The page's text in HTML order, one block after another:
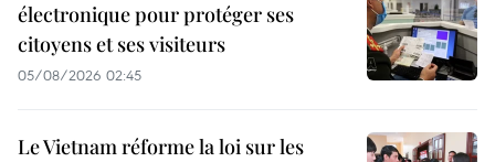
électronique pour protéger ses
citoyens et ses visiteurs
05/08/2026 02:45
Le Vietnam réforme la loi sur les